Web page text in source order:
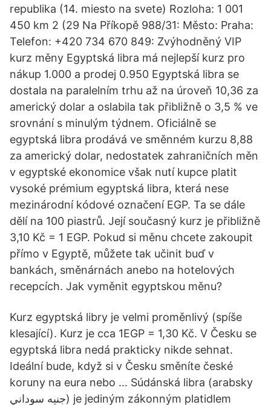
republika (14. miesto na svete) Rozloha: 1 001
450 km 2 (29 Na Příkopě 988/31: Město: Praha:
Telefon: +420 734 670 849: Zvýhodněný VIP
kurz měny Egyptská libra má nejlepší kurz pro
nákup 1.000 a prodej 0.950 Egyptská libra se
dostala na paralelním trhu až na úroveň 10,36 za
americký dolar a oslabila tak přibližně o 3,5 % ve
srovnání s minulým týdnem. Oficiálně se
egyptská libra prodává ve směnném kurzu 8,88
za americký dolar, nedostatek zahraničních měn
v egyptské ekonomice však nutí kupce platit
vysoké prémium egyptská libra, která nese
mezinárodní kódové označení EGP. Ta se dále
dělí na 100 piastrů. Její současný kurz je přibližně
3,10 Kč = 1 EGP. Pokud si měnu chcete zakoupit
přímo v Egyptě, můžete tak učinit buď v
bankách, směnárnách anebo na hotelových
recepcích. Jak vyměnit egyptskou měnu?
Kurz egyptská libry je velmi proměnlivý (spíše
klesající). Kurz je cca 1EGP = 1,30 Kč. V Česku se
egyptská libra nedá prakticky nikde sehnat.
Ideální bude, když si v Česku směníte české
koruny na eura nebo … Súdánská libra (arabsky
جنيه سوداني) je jediným zákonným platidlem